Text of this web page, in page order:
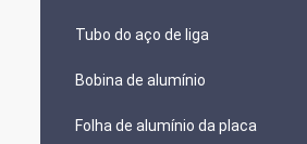
Tubo do aço de liga
Bobina de alumínio
Folha de alumínio da placa